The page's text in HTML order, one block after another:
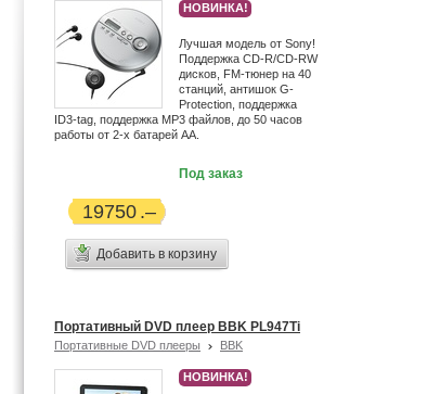
НОВИНКА!
Лучшая модель от Sony!
Поддержка CD-R/CD-RW
дисков, FM-тюнер на 40
станций, антишок G-
Protection, поддержка
ID3-tag, поддержка MP3 файлов, до 50 часов
работы от 2-х батарей АА.
Под заказ
19750
Добавить в корзину
Портативный DVD плеер BBK PL947Ti
Портативные DVD плееры BBK
НОВИНКА!